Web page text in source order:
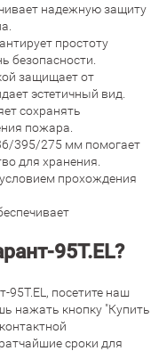
надежную защиту
простоту
безопасности.
защищает от
эстетичный вид.
сохранять
пожара.
395/275 мм помогает
для хранения.
прохождения
95T.EL?
95T.EL, посетите наш
нажать кнопку "Купить
сроки для